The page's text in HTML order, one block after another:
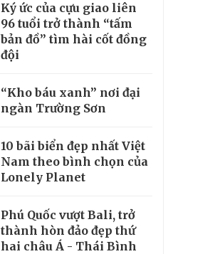
Ký ức của cựu giao liên
96 tuổi trở thành “tấm
bản đồ” tìm hài cốt đồng
đội
“Kho báu xanh” nơi đại
ngàn Trường Sơn
10 bãi biển đẹp nhất Việt
Nam theo bình chọn của
Lonely Planet
Phú Quốc vượt Bali, trở
thành hòn đảo đẹp thứ
hai châu Á - Thái Bình